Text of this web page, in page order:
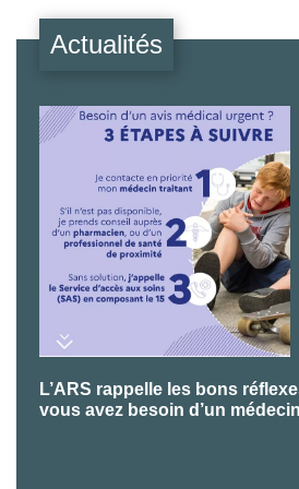
Actualités
L’ARS rappelle les bons
vous avez besoin d’un